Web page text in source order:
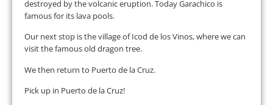
destroyed by the volcanic eruption. Today Garachico is
famous for its lava pools.
Our next stop is the village of Icod de los Vinos, where we can
visit the famous old dragon tree.
We then return to Puerto de la Cruz.
Pick up in Puerto de la Cruz!